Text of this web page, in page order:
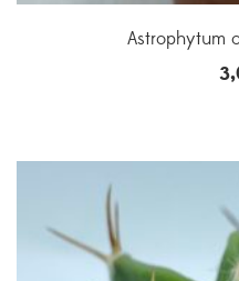
Astrophytum